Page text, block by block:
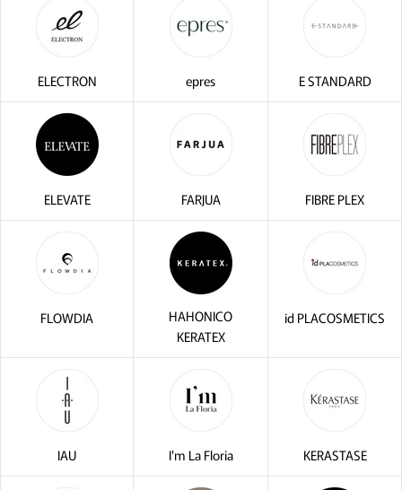
ELECTRON epres E STANDARD
ELEVATE FARJUA FIBRE PLEX
FLOWDIA
HAHONICO
KERATEX
id PLACOSMETICS
IAU I'm La Floria KERASTASE